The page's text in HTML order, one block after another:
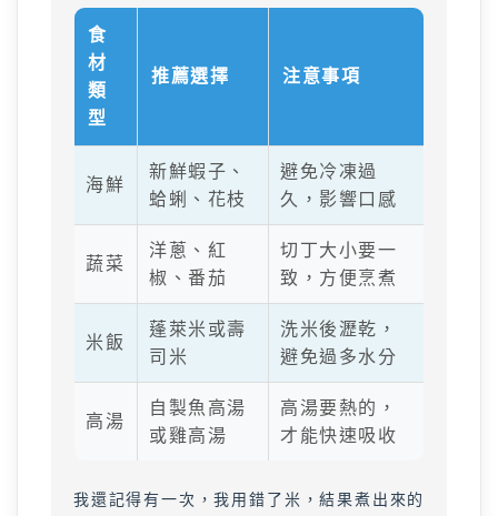
食
材
類
型
推薦選擇 注意事項
海鮮
新鮮蝦子、
蛤蜊、花枝
避免冷凍過
久，影響口感
蔬菜
洋蔥、紅
椒、番茄
切丁大小要一
致，方便烹煮
米飯
蓬萊米或壽
司米
洗米後瀝乾，
避免過多水分
高湯
自製魚高湯
或雞高湯
高湯要熱的，
才能快速吸收
我還記得有一次，我用錯了米，結果煮出來的